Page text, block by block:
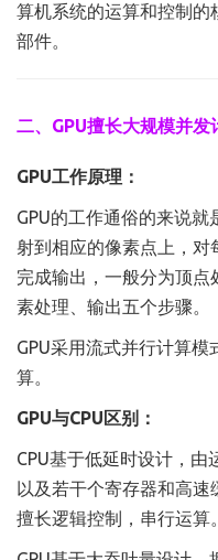
算机系统的运算和控制的
部件。
二、GPU擅长大规模并发
GPU工作原理：
GPU的工作通俗的来说
射到相应的像素点上，
完成输出，一般分为顶
素处理、输出五个步骤。
GPU采用流式并行计算
算。
GPU与CPU区别：
CPU基于低延时设计，由
以及若干个寄存器和高速
擅长逻辑控制，串行运算。